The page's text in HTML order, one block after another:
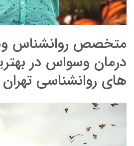
متخصص روانشناس
درمان وسواس در
های روانشناسی